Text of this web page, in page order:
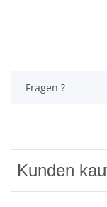
Fragen ?
Kunden